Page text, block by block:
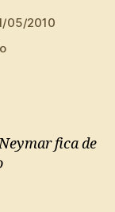
05/2010
em
NA
fica de